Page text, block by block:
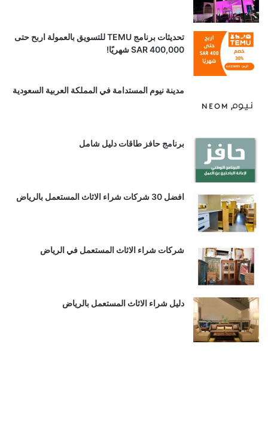
تحديثات برنامج TEMU للتسويق بالعمولة اربح حتى
SAR 400,000 شهريًا!
مدينة نيوم المستدامة في المملكة العربية السعودية
برنامج حافز طاقات دليل شامل
افضل 30 شركات شراء الاثاث المستعمل بالرياض
شركات شراء الاثاث المستعمل في الرياض
دليل شراء الاثاث المستعمل بالرياض